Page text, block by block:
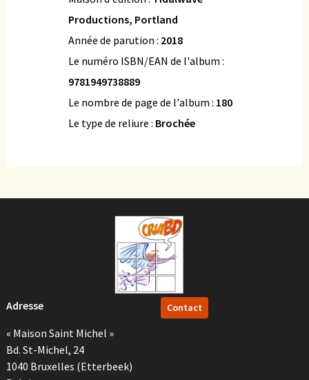
Productions, Portland
Année de parution : 2018
Le numéro ISBN/EAN de l'album :
9781949738889
Le nombre de page de l'album : 180
Le type de reliure : Brochée
Adresse
« Maison Saint Michel »
Bd. St-Michel, 24
1040 Bruxelles (Etterbeek)
Contact